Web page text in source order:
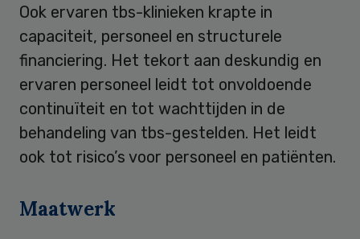
Ook ervaren tbs-klinieken krapte in
capaciteit, personeel en structurele
financiering. Het tekort aan deskundig en
ervaren personeel leidt tot onvoldoende
continuïteit en tot wachttijden in de
behandeling van tbs-gestelden. Het leidt
ook tot risico’s voor personeel en patiënten.
Maatwerk